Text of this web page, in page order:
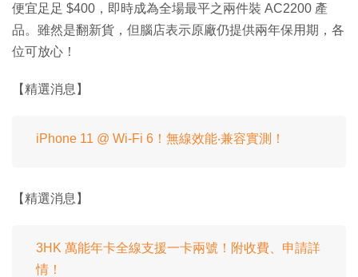
便宜足足 $400，即時成為全場最平之兩件裝 AC2200 產
品。雖然是翻新貨，但腦店表示原廠仍提供兩年保用期，各
位可放心！
【精選消息】
iPhone 11 @ Wi-Fi 6！無線效能‧兼容實測！
【精選消息】
3HK 萬能年卡全線支援一卡兩號！附收費、申請詳
情！